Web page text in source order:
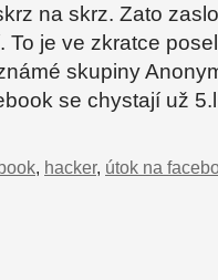
na skrz. Zato
To je ve zkratce
skupiny
se chystají už
, hacker, útok na